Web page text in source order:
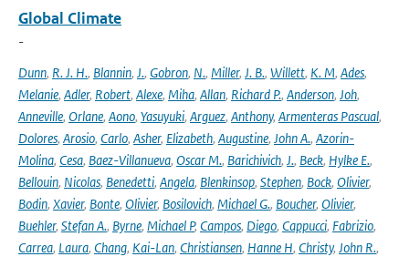
Global Climate
-
Dunn, R. J. H., Blannin, J., Gobron, N., Miller, J. B., Willett, K. M, Ades,
Melanie, Adler, Robert, Alexe, Miha, Allan, Richard P., Anderson, Joh,
Anneville, Orlane, Aono, Yasuyuki, Arguez, Anthony, Armenteras Pascual,
Dolores, Arosio, Carlo, Asher, Elizabeth, Augustine, John A., Azorin-
Molina, Cesa, Baez-Villanueva, Oscar M., Barichivich, J., Beck, Hylke E.,
Bellouin, Nicolas, Benedetti, Angela, Blenkinsop, Stephen, Bock, Olivier,
Bodin, Xavier, Bonte, Olivier, Bosilovich, Michael G., Boucher, Olivier,
Buehler, Stefan A., Byrne, Michael P, Campos, Diego, Cappucci, Fabrizio,
Carrea, Laura, Chang, Kai-Lan, Christiansen, Hanne H, Christy, John R.,